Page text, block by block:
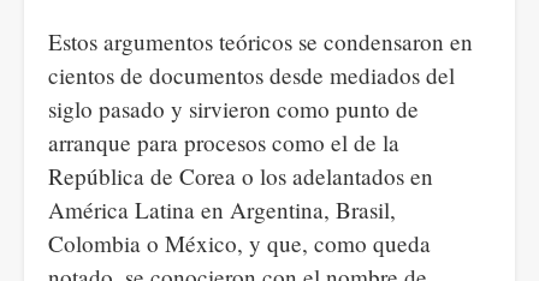
Estos argumentos teóricos se condensaron en
cientos de documentos desde mediados del
siglo pasado y sirvieron como punto de
arranque para procesos como el de la
República de Corea o los adelantados en
América Latina en Argentina, Brasil,
Colombia o México, y que, como queda